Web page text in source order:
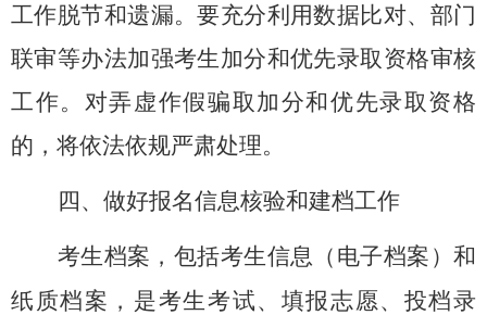
工作脱节和遗漏。要充分利用数据比对、部门
联审等办法加强考生加分和优先录取资格审核
工作。对弄虚作假骗取加分和优先录取资格
的，将依法依规严肃处理。
四、做好报名信息核验和建档工作
考生档案，包括考生信息（电子档案）和
纸质档案，是考生考试、填报志愿、投档录